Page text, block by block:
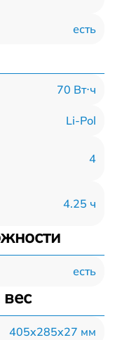
есть
70 Вт⋅ч
Li-Pol
4
4.25 ч
есть
405x285x27 мм